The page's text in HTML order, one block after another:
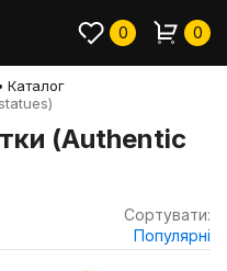
0 0
Каталог
(Authentic
Сортувати:
Популярні